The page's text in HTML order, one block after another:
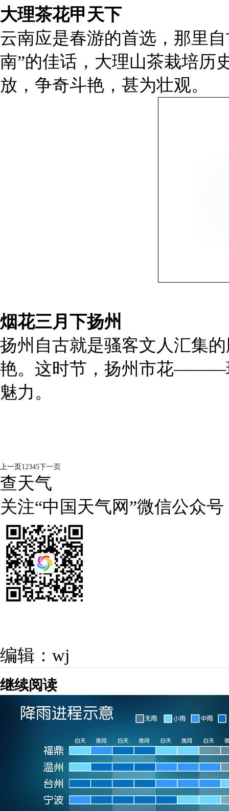
大理茶花甲天下
云南应是春游的首选，那里
南”的佳话，大理山茶栽培历
放，争奇斗艳，甚为壮观。
烟花三月下扬州
扬州自古就是骚客文人汇集
艳。这时节，扬州市花———
魅力。
上一页12345下一页
查天气
关注“中国天气网”微信公众号
编辑：wj
继续阅读